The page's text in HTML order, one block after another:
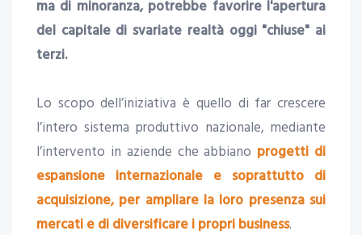
ma di minoranza, potrebbe favorire l'apertura
del capitale di svariate realtà oggi "chiuse" ai
terzi.
Lo scopo dell’iniziativa è quello di far crescere
l’intero sistema produttivo nazionale, mediante
l’intervento in aziende che abbiano progetti di
espansione internazionale e soprattutto di
acquisizione, per ampliare la loro presenza sui
mercati e di diversificare i propri business.